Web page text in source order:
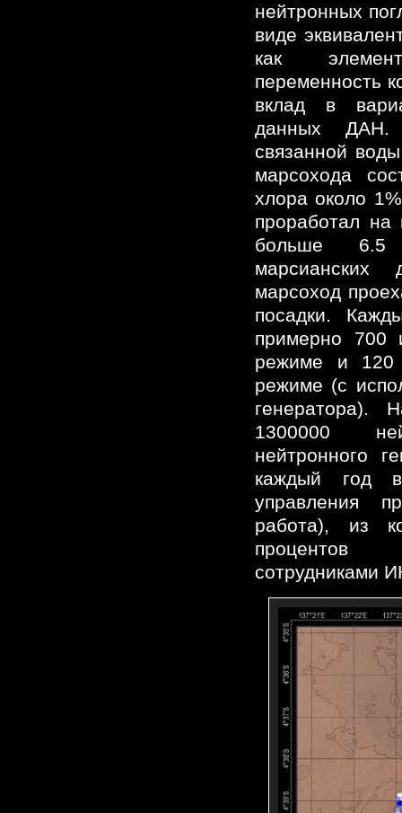
нейтронных
виде
как
переменность
вклад в
данных ДАН.
связанной
марсохода
хлора около
проработал
больше
марсоход
посадки.
примерно 700
режиме и 120
режиме (с
генератора).
1300000
нейтронного
каждый год
управления
работа), из
сотрудниками